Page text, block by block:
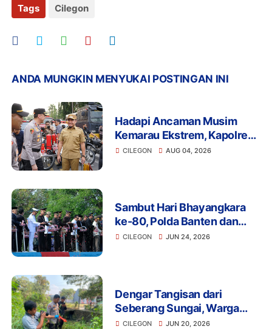
Tags Cilegon
ANDA MUNGKIN MENYUKAI POSTINGAN INI
Hadapi Ancaman Musim
Kemarau Ekstrem, Kapolres
Cilegon Pimpin Apel Siaga
CILEGON AUG 04, 2026
Sambut Hari Bhayangkara
ke-80, Polda Banten dan
Forkopimda Laksanakan
CILEGON JUN 24, 2026
Dengar Tangisan dari
Seberang Sungai, Warga
Cilegon Temukan Bayi
CILEGON JUN 20, 2026